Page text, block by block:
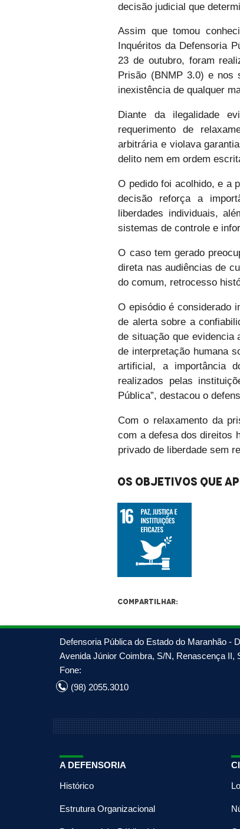
decisão judicial que
Assim que tomou
Inquéritos da Defensoria
23 de outubro, foram
Prisão (BNMP 3.0) e nos
inexistência de qualquer
Diante da ilegalidade
requerimento de
arbitrária e violava
delito nem em ordem
O pedido foi acolhido, e a
decisão reforça a
liberdades individuais,
sistemas de controle e
O caso tem gerado
direta nas audiências de
do comum, retrocesso
O episódio é considerado
de alerta sobre a
de situação que evidencia
de interpretação humana
artificial, a importância
realizados pelas
Pública”, destacou o
Com o relaxamento da
com a defesa dos direitos
privado de liberdade sem
Os objetivos que
Compartilhar:
Defensoria Pública do Estado do Maranhão -
Avenida Júnior Coimbra, S/N, Renascença II,
Fone:
(98) 2055.3010
A DEFENSORIA
Histórico
Estrutura Organizacional